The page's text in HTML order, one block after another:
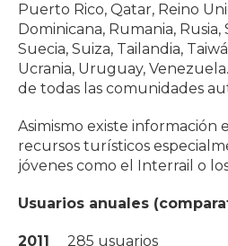
Puerto Rico, Qatar, Reino
Dominicana, Rumania,
Suecia, Suiza, Tailandia,
Ucrania, Uruguay,
de todas las comunidades
Asimismo existe información
recursos turísticos
jóvenes como el Interrail o
Usuarios anuales
2011 285 usuarios